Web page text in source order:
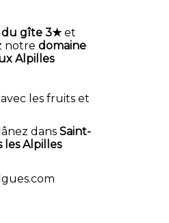
du gîte 3★ et
notre domaine
Alpilles
avec les fruits et
dans Saint-
les Alpilles